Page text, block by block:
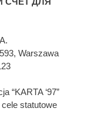
Warszawa
“KARTA ‘97”
statutowe